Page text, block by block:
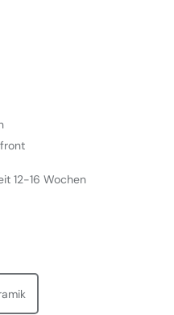
12-16 Wochen